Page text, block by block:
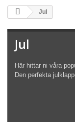
Jul
Jul
Här hittar ni våra
Den perfekta